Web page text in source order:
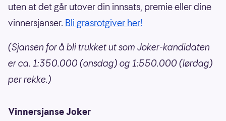
uten at det går utover din innsats, premie eller dine
vinnersjanser. Bli grasrotgiver her!
(Sjansen for å bli trukket ut som Joker-kandidaten
er ca. 1:350.000 (onsdag) og 1:550.000 (lørdag)
per rekke.)
Vinnersjanse Joker